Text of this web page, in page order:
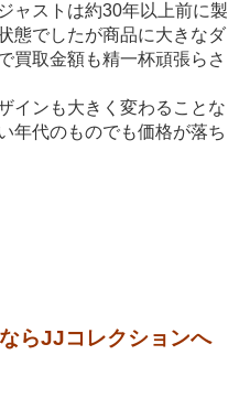
ャストは約30年以上前に製
態でしたが商品に大きなダ
買取金額も精一杯頑張らさ
インも大きく変わることな
年代のものでも価格が落ち
らJJコレクションへ